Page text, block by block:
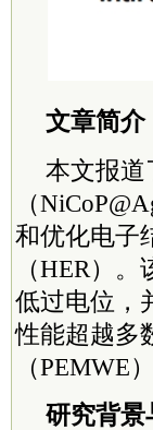
文章简介
本文报道
（
和优化电子
（HER）
低过电位，
性能超越多
（PEMWE
研究背景